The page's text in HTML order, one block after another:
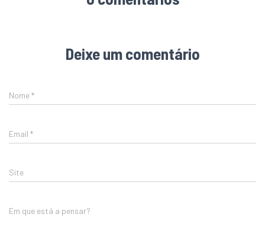
Deixe um comentário
Nome*
Email *
Site
Em que está a pensar?